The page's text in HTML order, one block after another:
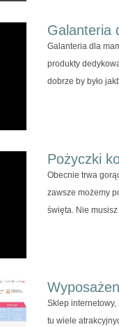
Galanteria
Galanteria dla
produkty
dobrze by było
Pożyczki
Obecnie trwa
zawsze możemy
święta. Nie
Sklep internetowy,
tu wiele